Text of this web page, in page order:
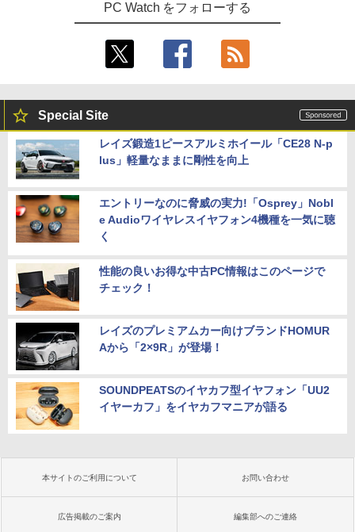
PC Watch をフォローする
Special Site
レイズ鍛造1ピースアルミホイール「CE28 N-p
lus」軽量なままに剛性を向上
エントリーなのに脅威の実力!「Osprey」Nobl
e Audioワイヤレスイヤフォン4機種を一気に聴
く
性能の良いお得な中古PC情報はこのページで
チェック！
レイズのプレミアムカー向けブランドHOMUR
Aから「2×9R」が登場！
SOUNDPEATSのイヤカフ型イヤフォン「UU2
イヤーカフ」をイヤカフマニアが語る
本サイトのご利用について お問い合わせ
広告掲載のご案内 編集部へのご連絡